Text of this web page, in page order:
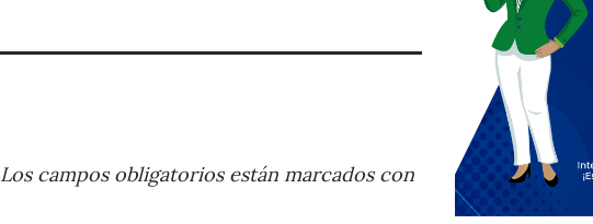
Los campos obligatorios están marcados con